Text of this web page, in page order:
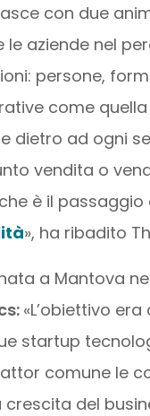
con due
aziende nel
persone,
come
dietro ad ogni
vendita o
è il
», ha ribadito
a Mantova
«L’obiettivo
startup
comune le
del